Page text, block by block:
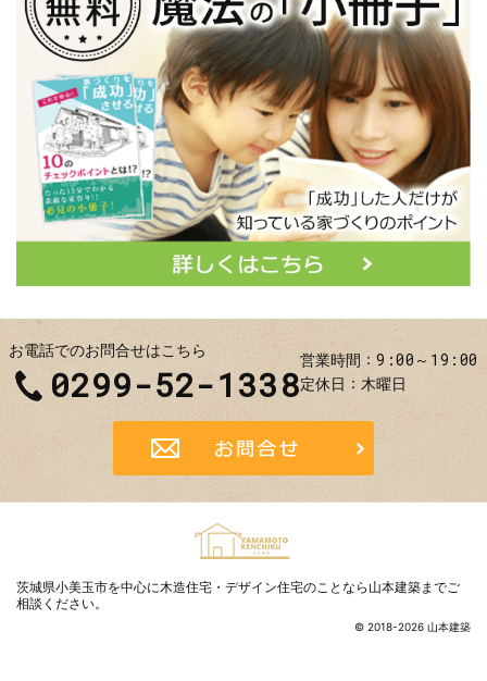
お電話でのお問合せはこちら
0299-52-1338
営業時間 9:00～19:00
定休日 木曜日
© 2018-2026 山本建築
茨城県小美玉市を中心に木造住宅・デザイン住宅のことなら山本建築までご
相談ください。